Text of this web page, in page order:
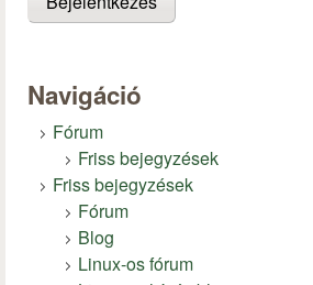
Navigáció
Fórum
Friss bejegyzések
Friss bejegyzések
Fórum
Blog
Linux-os fórum